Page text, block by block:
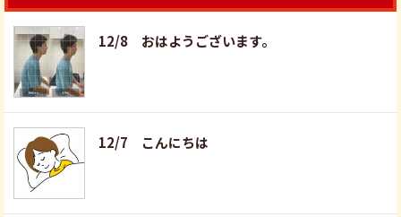
12/8 おはようございます。
12/7 こんにちは